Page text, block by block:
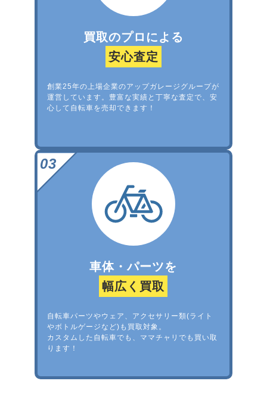
買取のプロによる
安心査定
創業25年の上場企業のアップガレージグループが
運営しています。豊富な実績と丁寧な査定で、安
心して自転車を売却できます！
車体・パーツを
幅広く買取
自転車パーツやウェア、アクセサリー類(ライト
やボトルゲージなど)も買取対象。
カスタムした自転車でも、ママチャリでも買い取
ります！